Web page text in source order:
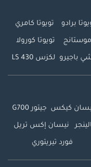
برادو تويوتا كامري
تويوتا كورولا
باجيرو لكزس LS 430
كيكس جيتور G700
نيسان إكس تريل
فورد تيريتوري